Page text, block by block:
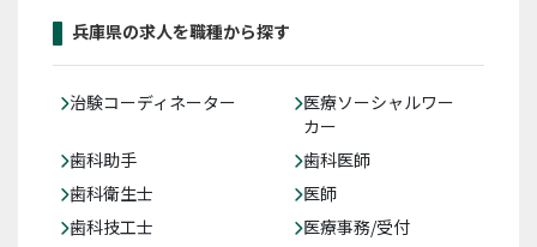
兵庫県の求人を職種から探す
治験コーディネーター
医療ソーシャルワー
カー
歯科助手
歯科医師
歯科衛生士
医師
歯科技工士
医療事務/受付